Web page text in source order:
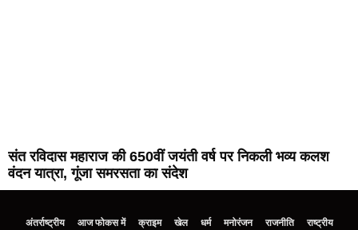
संत रविदास महाराज की 650वीं जयंती वर्ष पर निकली भव्य कलश
वंदन यात्रा, गूंजा समरसता का संदेश
अंतर्राष्ट्रीय आज फोकस में क्राइम खेल धर्म मनोरंजन राजनीति
राष्ट्रीय